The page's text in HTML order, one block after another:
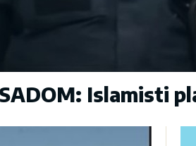
Islamisti